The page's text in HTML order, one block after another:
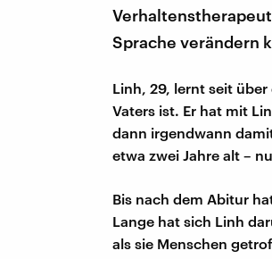
Sprache verändern
Linh, 29, lernt seit
Vaters ist. Er hat mit
dann irgendwann
etwa zwei Jahre alt –
Bis nach dem Abitur
Lange hat sich Linh
als sie Menschen